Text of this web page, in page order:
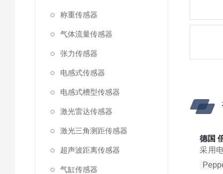
称重传感器
气体流量传感器
张力传感器
电感式传感器
电感式槽型传感器
激光雷达传感器
激光三角测距传感器
超声波距离传感器
气缸传感器
德国
采用